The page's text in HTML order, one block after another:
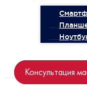
Консультация